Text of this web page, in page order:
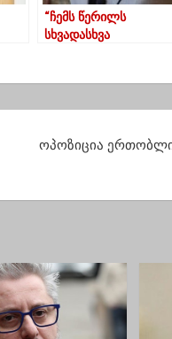
“ჩემს წერილს
სხვადასხვა
მაგრამ ჩემთვის
ოპოზიცია